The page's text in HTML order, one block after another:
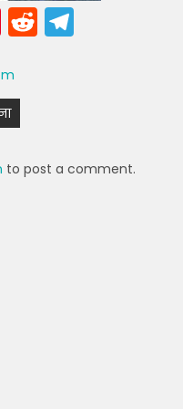
Pi
nt
er
e
st
R
e
m
to post a comment.